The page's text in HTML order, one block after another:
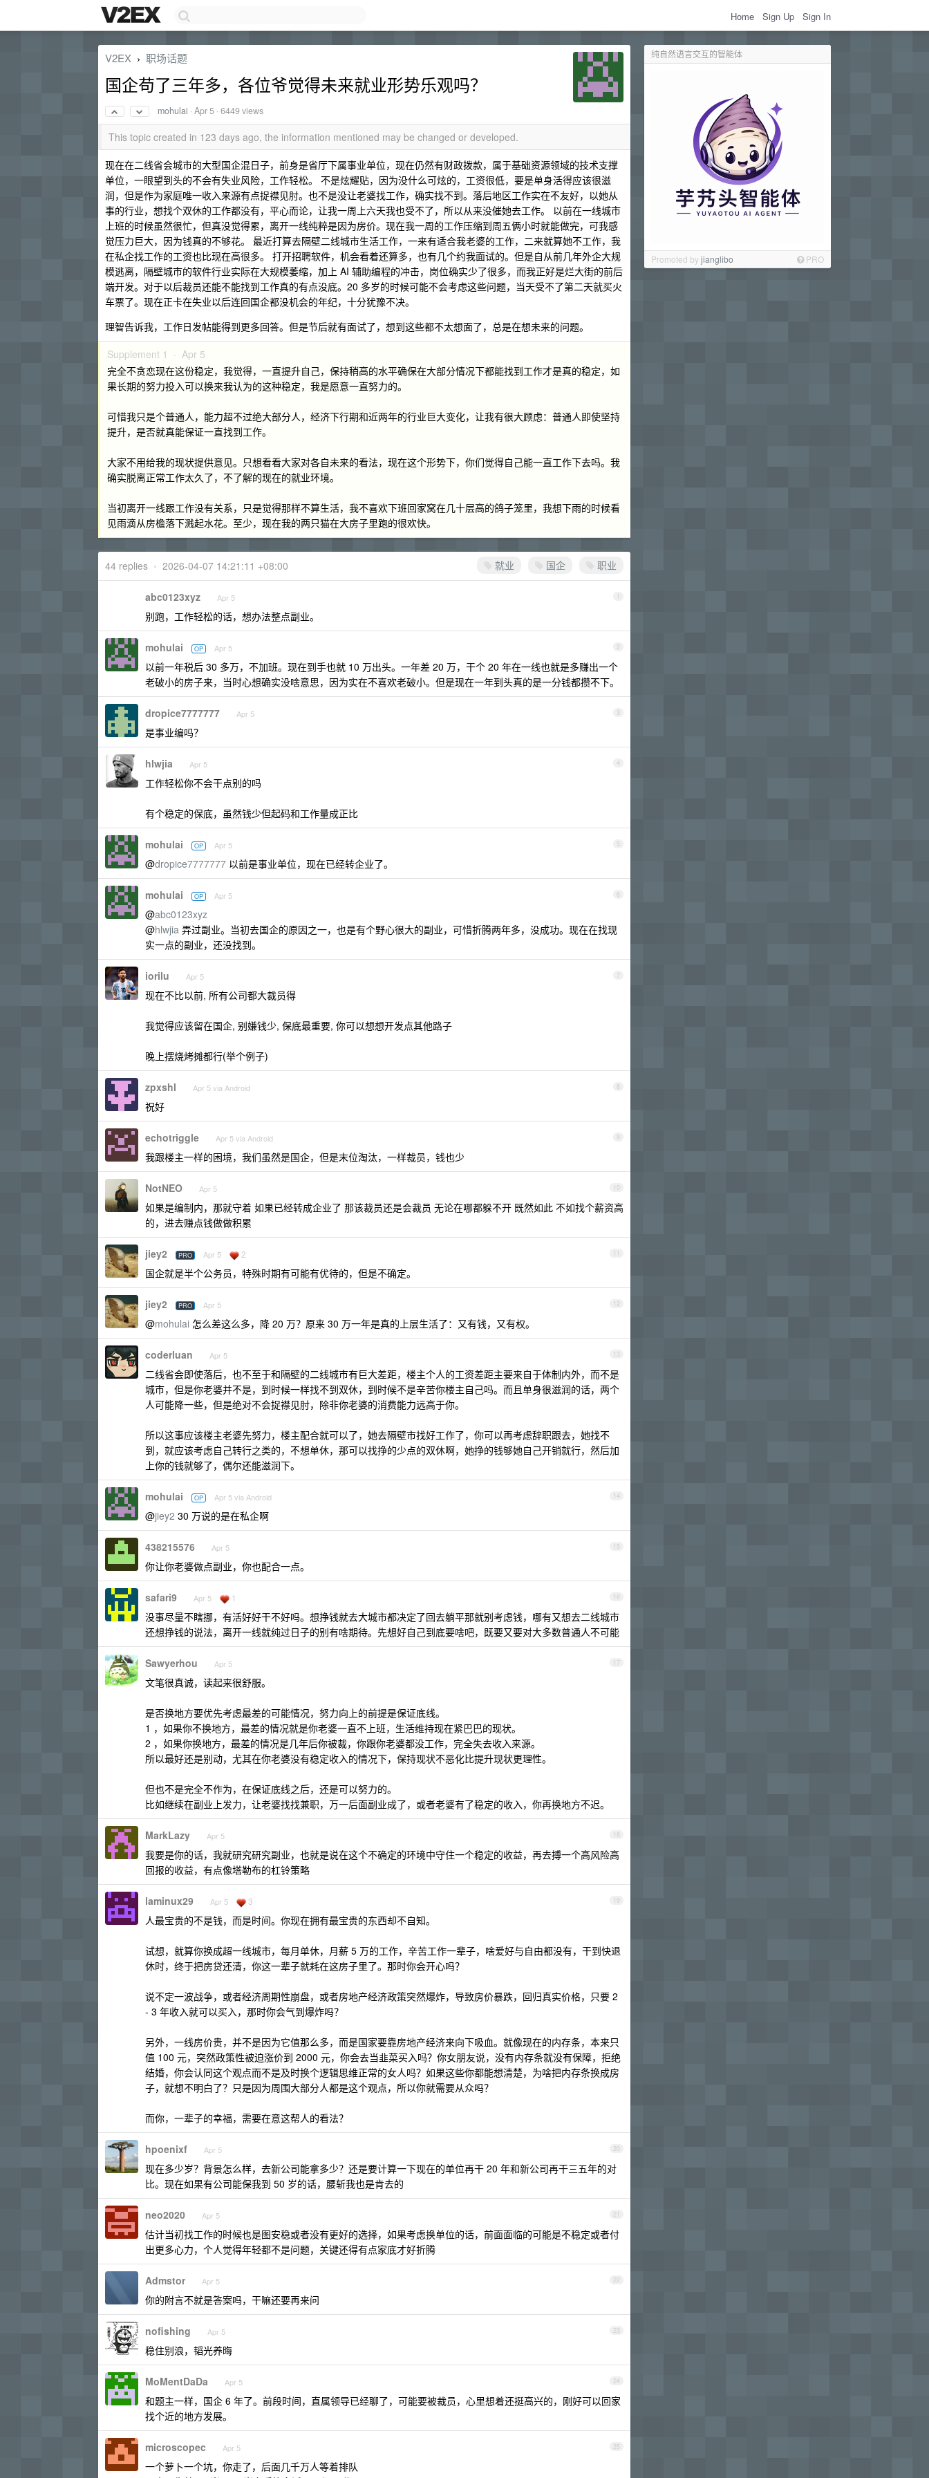
Home Sign Up Sign In
纯自然语言交互的智能体
Promoted byjianglibo PRO
V2EX › 职场话题
国企苟了三年多，各位爷觉得未来就业形势乐观吗？
mohulai ·Apr 5 · 6449 views
This topic created in 123 days ago, the information mentioned may be changed or developed.
现在在二线省会城市的大型国企混日子，前身是省厅下属事业单位，现在仍然有财政拨款，属于基础资源领域的技术支撑
单位，一眼望到头的不会有失业风险，工作轻松。 不是炫耀贴，因为没什么可炫的，工资很低，要是单身活得应该很滋
润，但是作为家庭唯一收入来源有点捉襟见肘。也不是没让老婆找工作，确实找不到。落后地区工作实在不友好，以她从
事的行业，想找个双休的工作都没有，平心而论，让我一周上六天我也受不了，所以从来没催她去工作。 以前在一线城市
上班的时候虽然很忙，但真没觉得累，离开一线纯粹是因为房价。现在我一周的工作压缩到周五俩小时就能做完，可我感
觉压力巨大，因为钱真的不够花。 最近打算去隔壁二线城市生活工作，一来有适合我老婆的工作，二来就算她不工作，我
在私企找工作的工资也比现在高很多。 打开招聘软件，机会看着还算多，也有几个约我面试的。但是自从前几年外企大规
模逃离，隔壁城市的软件行业实际在大规模萎缩，加上 AI 辅助编程的冲击，岗位确实少了很多，而我正好是烂大街的前后
端开发。对于以后裁员还能不能找到工作真的有点没底。20 多岁的时候可能不会考虑这些问题，当天受不了第二天就买火
车票了。现在正卡在失业以后连回国企都没机会的年纪，十分犹豫不决。
理智告诉我，工作日发帖能得到更多回答。但是节后就有面试了，想到这些都不太想面了，总是在想未来的问题。
Supplement 1 · Apr 5
完全不贪恋现在这份稳定，我觉得，一直提升自己，保持稍高的水平确保在大部分情况下都能找到工作才是真的稳定，如
果长期的努力投入可以换来我认为的这种稳定，我是愿意一直努力的。
可惜我只是个普通人，能力超不过绝大部分人，经济下行期和近两年的行业巨大变化，让我有很大顾虑：普通人即使坚持
提升，是否就真能保证一直找到工作。
大家不用给我的现状提供意见。只想看看大家对各自未来的看法，现在这个形势下，你们觉得自己能一直工作下去吗。我
确实脱离正常工作太久了，不了解的现在的就业环境。
当初离开一线跟工作没有关系，只是觉得那样不算生活，我不喜欢下班回家窝在几十层高的鸽子笼里，我想下雨的时候看
见雨滴从房檐落下溅起水花。至少，现在我的两只猫在大房子里跑的很欢快。
就业 国企 职业
44 replies • 2026-04-07 14:21:11 +08:00
1
abc0123xyz Apr 5
别跑，工作轻松的话，想办法整点副业。
2
mohulai OP Apr 5
以前一年税后 30 多万，不加班。现在到手也就 10 万出头。一年差 20 万，干个 20 年在一线也就是多赚出一个
老破小的房子来，当时心想确实没啥意思，因为实在不喜欢老破小。但是现在一年到头真的是一分钱都攒不下。
3
dropice7777777 Apr 5
是事业编吗？
4
hlwjia Apr 5
工作轻松你不会干点别的吗
有个稳定的保底，虽然钱少但起码和工作量成正比
5
mohulai OP Apr 5
@dropice7777777 以前是事业单位，现在已经转企业了。
6
mohulai OP Apr 5
@abc0123xyz
@hlwjia 弄过副业。当初去国企的原因之一，也是有个野心很大的副业，可惜折腾两年多，没成功。现在在找现
实一点的副业，还没找到。
7
iorilu Apr 5
现在不比以前, 所有公司都大裁员得
我觉得应该留在国企, 别嫌钱少, 保底最重要, 你可以想想开发点其他路子
晚上摆烧烤摊都行(举个例子)
8
zpxshl Apr 5 via Android
祝好
9
echotriggle Apr 5 via Android
我跟楼主一样的困境，我们虽然是国企，但是末位淘汰，一样裁员，钱也少
10
NotNEO Apr 5
如果是编制内，那就守着 如果已经转成企业了 那该裁员还是会裁员 无论在哪都躲不开 既然如此 不如找个薪资高
的，进去赚点钱做做积累
11
jiey2 PRO Apr 5 2
国企就是半个公务员，特殊时期有可能有优待的，但是不确定。
12
jiey2 PRO Apr 5
@mohulai 怎么差这么多，降 20 万？原来 30 万一年是真的上层生活了：又有钱，又有权。
13
coderluan Apr 5
二线省会即使落后，也不至于和隔壁的二线城市有巨大差距，楼主个人的工资差距主要来自于体制内外，而不是
城市，但是你老婆并不是，到时候一样找不到双休，到时候不是辛苦你楼主自己吗。而且单身很滋润的话，两个
人可能降一些，但是绝对不会捉襟见肘，除非你老婆的消费能力远高于你。
所以这事应该楼主老婆先努力，楼主配合就可以了，她去隔壁市找好工作了，你可以再考虑辞职跟去，她找不
到，就应该考虑自己转行之类的，不想单休，那可以找挣的少点的双休啊，她挣的钱够她自己开销就行，然后加
上你的钱就够了，偶尔还能滋润下。
14
mohulai OP Apr 5 via Android
@jiey2 30 万说的是在私企啊
15
438215576 Apr 5
你让你老婆做点副业，你也配合一点。
16
safari9 Apr 5 1
没事尽量不瞎挪，有活好好干不好吗。想挣钱就去大城市都决定了回去躺平那就别考虑钱，哪有又想去二线城市
还想挣钱的说法，离开一线就纯过日子的别有啥期待。先想好自己到底要啥吧，既要又要对大多数普通人不可能
17
Sawyerhou Apr 5
文笔很真诚，读起来很舒服。
是否换地方要优先考虑最差的可能情况，努力向上的前提是保证底线。
1 ，如果你不换地方，最差的情况就是你老婆一直不上班，生活维持现在紧巴巴的现状。
2 ，如果你换地方，最差的情况是几年后你被裁，你跟你老婆都没工作，完全失去收入来源。
所以最好还是别动，尤其在你老婆没有稳定收入的情况下，保持现状不恶化比提升现状更理性。
但也不是完全不作为，在保证底线之后，还是可以努力的。
比如继续在副业上发力，让老婆找找兼职，万一后面副业成了，或者老婆有了稳定的收入，你再换地方不迟。
18
MarkLazy Apr 5
我要是你的话，我就研究研究副业，也就是说在这个不确定的环境中守住一个稳定的收益，再去搏一个高风险高
回报的收益，有点像塔勒布的杠铃策略
19
laminux29 Apr 5 3
人最宝贵的不是钱，而是时间。你现在拥有最宝贵的东西却不自知。
试想，就算你换成超一线城市，每月单休，月薪 5 万的工作，辛苦工作一辈子，啥爱好与自由都没有，干到快退
休时，终于把房贷还清，你这一辈子就耗在这房子里了。那时你会开心吗？
说不定一波战争，或者经济周期性崩盘，或者房地产经济政策突然爆炸，导致房价暴跌，回归真实价格，只要 2
- 3 年收入就可以买入，那时你会气到爆炸吗？
另外，一线房价贵，并不是因为它值那么多，而是国家要靠房地产经济来向下吸血。就像现在的内存条，本来只
值 100 元，突然政策性被迫涨价到 2000 元，你会去当韭菜买入吗？你女朋友说，没有内存条就没有保障，拒绝
结婚，你会认同这个观点而不是及时换个逻辑思维正常的女人吗？如果这些你都能想清楚，为啥把内存条换成房
子，就想不明白了？只是因为周围大部分人都是这个观点，所以你就需要从众吗？
而你，一辈子的幸福，需要在意这帮人的看法？
20
hpoenixf Apr 5
现在多少岁？背景怎么样，去新公司能拿多少？还是要计算一下现在的单位再干 20 年和新公司再干三五年的对
比。现在如果有公司能保我到 50 岁的话，腰斩我也是肯去的
21
neo2020 Apr 5
估计当初找工作的时候也是图安稳或者没有更好的选择，如果考虑换单位的话，前面面临的可能是不稳定或者付
出更多心力，个人觉得年轻都不是问题，关键还得有点家底才好折腾
22
Admstor Apr 5
你的附言不就是答案吗，干嘛还要再来问
23
nofishing Apr 5
稳住别浪，韬光养晦
24
MoMentDaDa Apr 5
和题主一样，国企 6 年了。前段时间，直属领导已经聊了，可能要被裁员，心里想着还挺高兴的，刚好可以回家
找个近的地方发展。
25
microscopec Apr 5
一个萝卜一个坑，你走了，后面几千万人等着排队